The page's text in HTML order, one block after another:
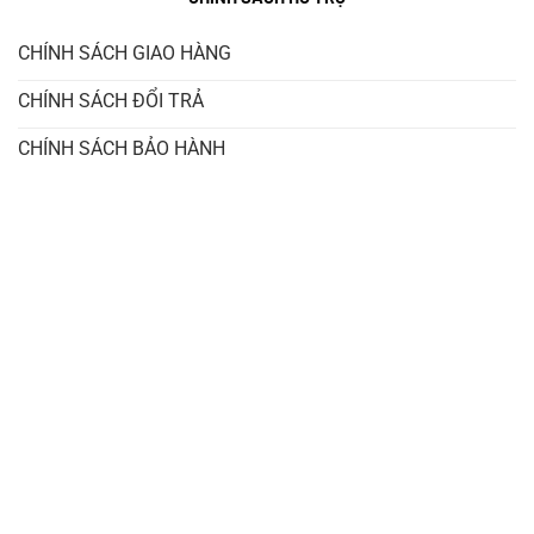
trò chính trong việc điều khiển và vận hành đĩa bướm,
trong khi bộ điều khiển sẽ tiếp nhận tín hiệu điều khiển
CHÍNH SÁCH GIAO HÀNG
CHÍNH SÁCH ĐỔI TRẢ
CHÍNH SÁCH BẢO HÀNH